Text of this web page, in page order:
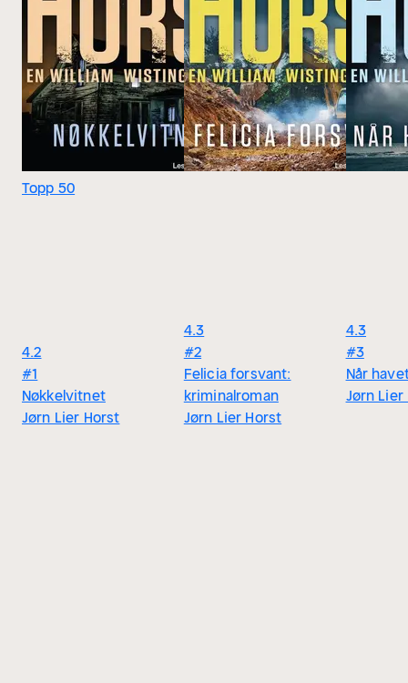
Topp 50
4.2
#1
Nøkkelvitnet
Jørn Lier Horst
4.3
#2
Felicia forsvant:
kriminalroman
Jørn Lier Horst
4.3
#3
Når
Jørn Lier